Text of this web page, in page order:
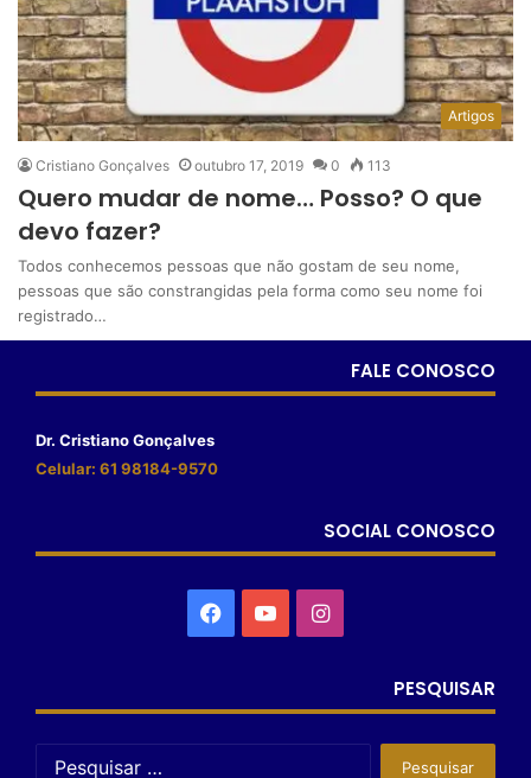
Artigos
Cristiano Gonçalves outubro 17, 2019 0 113
Quero mudar de nome… Posso? O que
devo fazer?
Todos conhecemos pessoas que não gostam de seu nome,
pessoas que são constrangidas pela forma como seu nome foi
registrado…
FALE CONOSCO
Dr. Cristiano Gonçalves
Celular: 61 98184-9570
SOCIAL CONOSCO
PESQUISAR